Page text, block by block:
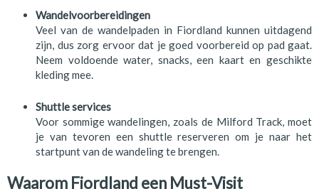
Wandelvoorbereidingen
Veel van de wandelpaden in Fiordland kunnen uitdagend
zijn, dus zorg ervoor dat je goed voorbereid op pad gaat.
Neem voldoende water, snacks, een kaart en geschikte
kleding mee.
Shuttle services
Voor sommige wandelingen, zoals de Milford Track, moet
je van tevoren een shuttle reserveren om je naar het
startpunt van de wandeling te brengen.
Waarom Fiordland een Must-Visit